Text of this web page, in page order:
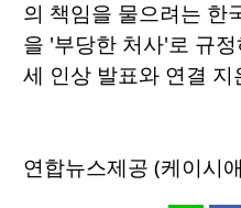
의 책임을 물으려는 한
을 '부당한 처사'로 규
세 인상 발표와 연결
연합뉴스제공 (케이시